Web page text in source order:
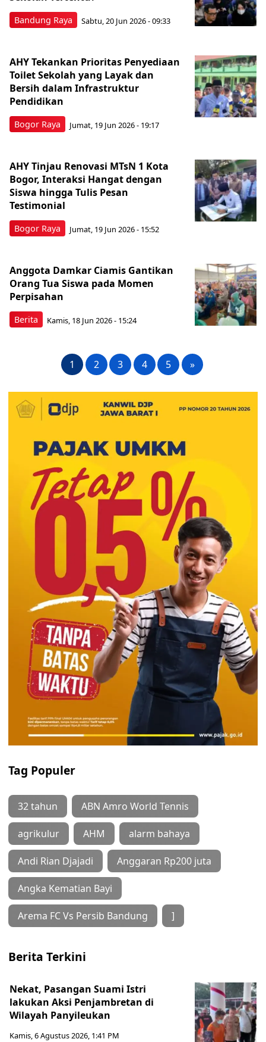
Bandung Raya Sabtu, 20 Jun 2026 - 09:33
Bogor Raya
AHY Tekankan Prioritas Penyediaan
Toilet Sekolah yang Layak dan
Bersih dalam Infrastruktur
Pendidikan
Jumat, 19 Jun 2026 - 19:17
Bogor Raya
AHY Tinjau Renovasi MTsN 1 Kota
Bogor, Interaksi Hangat dengan
Siswa hingga Tulis Pesan
Testimonial
Jumat, 19 Jun 2026 - 15:52
Berita
Anggota Damkar Ciamis Gantikan
Orang Tua Siswa pada Momen
Perpisahan
Kamis, 18 Jun 2026 - 15:24
1 2 3 4 5 »
Tag Populer
32 tahun ABN Amro World Tennis
agrikulur AHM alarm bahaya
Andi Rian Djajadi Anggaran Rp200 juta
Angka Kematian Bayi
Arema FC Vs Persib Bandung ]
Berita Terkini
Nekat, Pasangan Suami Istri
lakukan Aksi Penjambretan di
Wilayah Panyileukan
Kamis, 6 Agustus 2026, 1:41 PM